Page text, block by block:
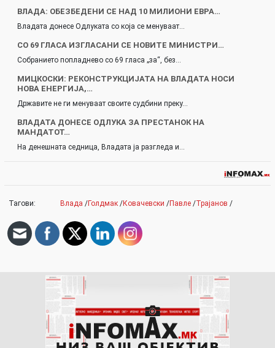
ВЛАДА: ОБЕЗБЕДЕНИ СЕ НАД 10 МИЛИОНИ ЕВРА…
Владата донесе Одлуката со која се менуваат…
СО 69 ГЛАСА ИЗГЛАСАНИ СЕ НОВИТЕ МИНИСТРИ…
Собранието попладнево со 69 гласа „за“, без…
МИЦКОСКИ: РЕКОНСТРУКЦИЈАТА НА ВЛАДАТА НОСИ
НОВА ЕНЕРГИЈА,…
Државите не ги менуваат своите судбини преку…
ВЛАДАТА ДОНЕСЕ ОДЛУКА ЗА ПРЕСТАНОК НА
МАНДАТОТ…
На денешната седница, Владата ја разгледа и…
Тагови: Влада /Голдмак /Ковачевски /Павле /Трајанов /